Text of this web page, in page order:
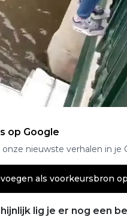
op Google
nieuwste verhalen in je
als voorkeursbron
lig je er nog een